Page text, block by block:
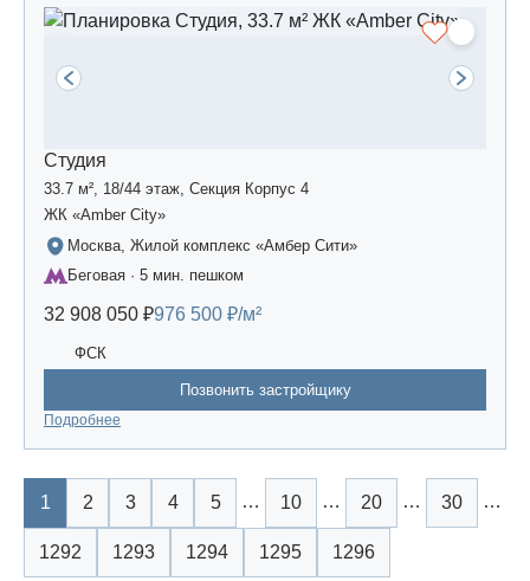
Студия
33.7 м², 18/44 этаж, Секция Корпус 4
ЖК «Amber Сity»
Москва, Жилой комплекс «Амбер Сити»
Беговая · 5 мин. пешком
32 908 050 ₽976 500 ₽/м²
ФСК
Позвонить застройщику
Подробнее
1 2 3 4 5 … 10 … 20 … 30 …
1292 1293 1294 1295 1296